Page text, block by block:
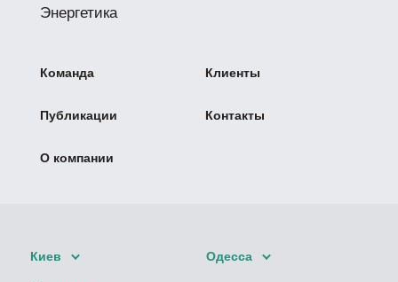
Энергетика
Команда Клиенты
Публикации Контакты
О компании
Киев Одесса